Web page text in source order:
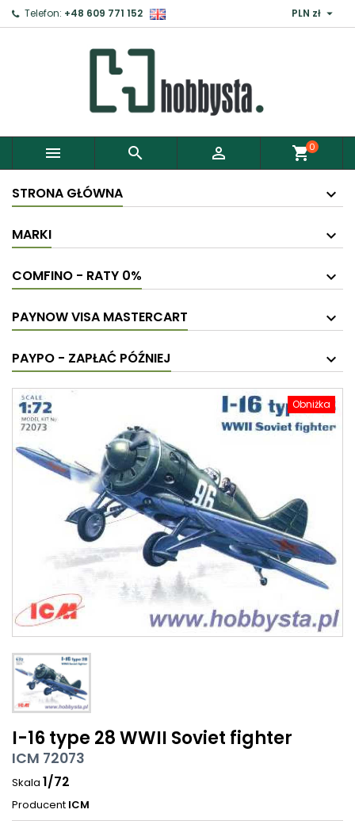
Telefon: +48 609 771 152 PLN zł 
   shopping_cart0
STRONA GŁÓWNA
MARKI
COMFINO - RATY 0%
PAYNOW VISA MASTERCART
PAYPO - ZAPŁAĆ PÓŹNIEJ
Obniżka
I-16 type 28 WWII Soviet fighter
ICM 72073
Skala 1/72
Producent ICM